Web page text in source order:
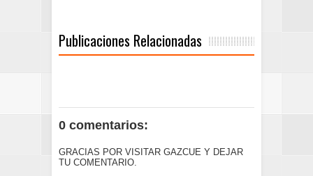
Publicaciones Relacionadas
0 comentarios:
GRACIAS POR VISITAR GAZCUE Y DEJAR
TU COMENTARIO.